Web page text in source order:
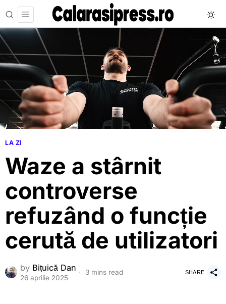
LA ZI
Waze a stârnit
controverse
refuzând o funcție
cerută de utilizatori
by Bițuică Dan
26 aprilie 2025
3 mins read SHARE